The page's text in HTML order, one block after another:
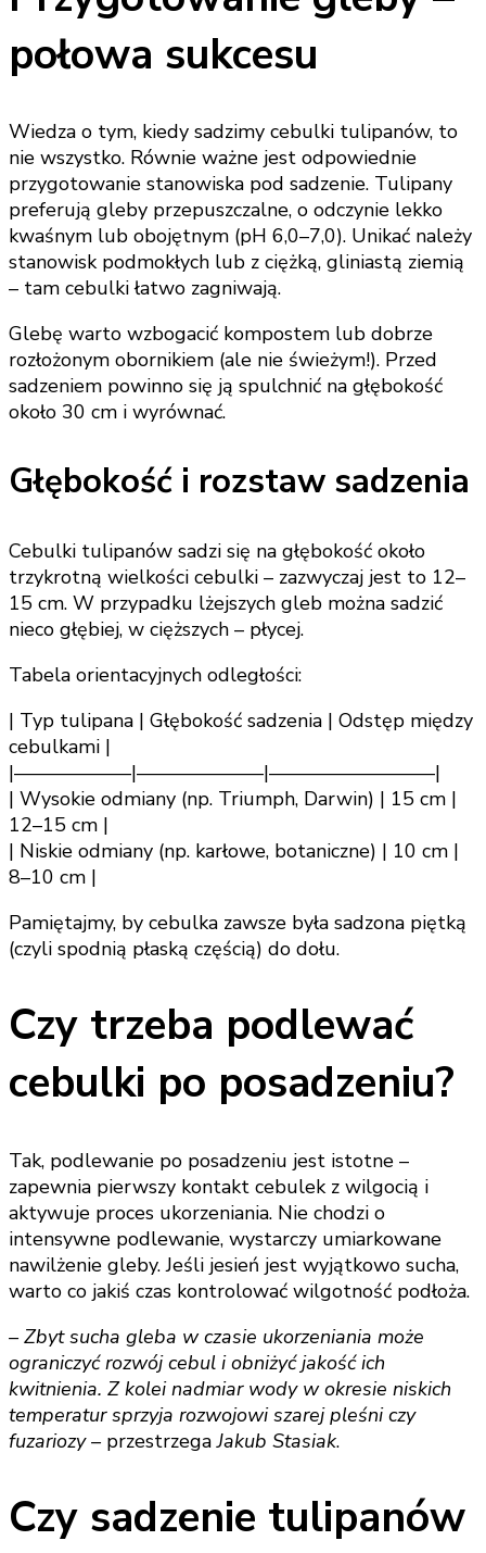
połowa sukcesu
Wiedza o tym, kiedy sadzimy cebulki tulipanów, to
nie wszystko. Równie ważne jest odpowiednie
przygotowanie stanowiska pod sadzenie. Tulipany
preferują gleby przepuszczalne, o odczynie lekko
kwaśnym lub obojętnym (pH 6,0–7,0). Unikać należy
stanowisk podmokłych lub z ciężką, gliniastą ziemią
– tam cebulki łatwo zagniwają.
Glebę warto wzbogacić kompostem lub dobrze
rozłożonym obornikiem (ale nie świeżym!). Przed
sadzeniem powinno się ją spulchnić na głębokość
około 30 cm i wyrównać.
Głębokość i rozstaw sadzenia
Cebulki tulipanów sadzi się na głębokość około
trzykrotną wielkości cebulki – zazwyczaj jest to 12–
15 cm. W przypadku lżejszych gleb można sadzić
nieco głębiej, w cięższych – płycej.
Tabela orientacyjnych odległości:
| Typ tulipana | Głębokość sadzenia | Odstęp między
cebulkami |
|——————|——————–|————————–|
| Wysokie odmiany (np. Triumph, Darwin) | 15 cm |
12–15 cm |
| Niskie odmiany (np. karłowe, botaniczne) | 10 cm |
8–10 cm |
Pamiętajmy, by cebulka zawsze była sadzona piętką
(czyli spodnią płaską częścią) do dołu.
Czy trzeba podlewać
cebulki po posadzeniu?
Tak, podlewanie po posadzeniu jest istotne –
zapewnia pierwszy kontakt cebulek z wilgocią i
aktywuje proces ukorzeniania. Nie chodzi o
intensywne podlewanie, wystarczy umiarkowane
nawilżenie gleby. Jeśli jesień jest wyjątkowo sucha,
warto co jakiś czas kontrolować wilgotność podłoża.
– Zbyt sucha gleba w czasie ukorzeniania może
ograniczyć rozwój cebul i obniżyć jakość ich
kwitnienia. Z kolei nadmiar wody w okresie niskich
temperatur sprzyja rozwojowi szarej pleśni czy
fuzariozy – przestrzegaJakub Stasiak.
Czy sadzenie tulipanów